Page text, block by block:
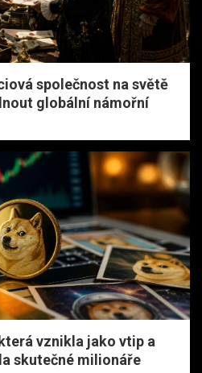
společnost na světě
globální námořní
vznikla jako vtip a
skutečné milionáře